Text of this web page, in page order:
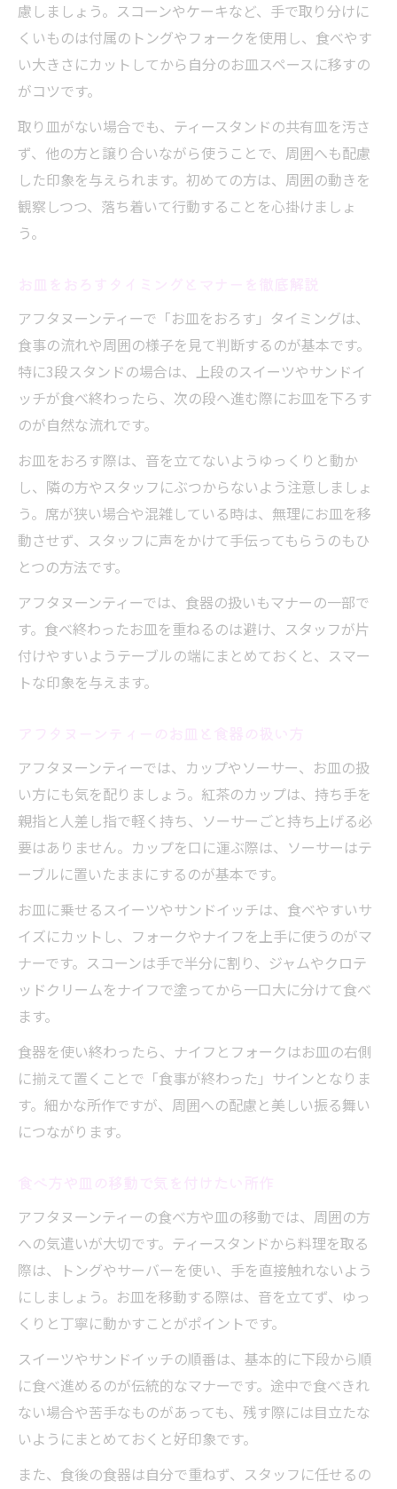
慮しましょう。スコーンやケーキなど、手で取り分けに
くいものは付属のトングやフォークを使用し、食べやす
い大きさにカットしてから自分のお皿スペースに移すの
がコツです。
取り皿がない場合でも、ティースタンドの共有皿を汚さ
ず、他の方と譲り合いながら使うことで、周囲へも配慮
した印象を与えられます。初めての方は、周囲の動きを
観察しつつ、落ち着いて行動することを心掛けましょ
う。
アフタヌーンティーで「お皿をおろす」タイミングは、
食事の流れや周囲の様子を見て判断するのが基本です。
特に3段スタンドの場合は、上段のスイーツやサンドイ
ッチが食べ終わったら、次の段へ進む際にお皿を下ろす
のが自然な流れです。
お皿をおろす際は、音を立てないようゆっくりと動か
し、隣の方やスタッフにぶつからないよう注意しましょ
う。席が狭い場合や混雑している時は、無理にお皿を移
動させず、スタッフに声をかけて手伝ってもらうのもひ
とつの方法です。
アフタヌーンティーでは、食器の扱いもマナーの一部で
す。食べ終わったお皿を重ねるのは避け、スタッフが片
付けやすいようテーブルの端にまとめておくと、スマー
トな印象を与えます。
アフタヌーンティーでは、カップやソーサー、お皿の扱
い方にも気を配りましょう。紅茶のカップは、持ち手を
親指と人差し指で軽く持ち、ソーサーごと持ち上げる必
要はありません。カップを口に運ぶ際は、ソーサーはテ
ーブルに置いたままにするのが基本です。
お皿に乗せるスイーツやサンドイッチは、食べやすいサ
イズにカットし、フォークやナイフを上手に使うのがマ
ナーです。スコーンは手で半分に割り、ジャムやクロテ
ッドクリームをナイフで塗ってから一口大に分けて食べ
ます。
食器を使い終わったら、ナイフとフォークはお皿の右側
に揃えて置くことで「食事が終わった」サインとなりま
す。細かな所作ですが、周囲への配慮と美しい振る舞い
につながります。
アフタヌーンティーの食べ方や皿の移動では、周囲の方
への気遣いが大切です。ティースタンドから料理を取る
際は、トングやサーバーを使い、手を直接触れないよう
にしましょう。お皿を移動する際は、音を立てず、ゆっ
くりと丁寧に動かすことがポイントです。
スイーツやサンドイッチの順番は、基本的に下段から順
に食べ進めるのが伝統的なマナーです。途中で食べきれ
ない場合や苦手なものがあっても、残す際には目立たな
いようにまとめておくと好印象です。
また、食後の食器は自分で重ねず、スタッフに任せるの